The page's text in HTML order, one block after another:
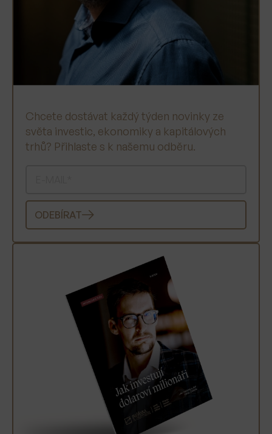
Chcete dostávat každý týden novinky ze
světa investic, ekonomiky a kapitálových
trhů? Přihlaste s k našemu odběru.
ODEBÍRAT